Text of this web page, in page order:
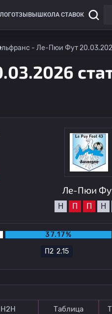
ОТЗЫВЫ ШКОЛА СТАВОК
- Ле-Пюи Фут
Ле-Пюи
Н П П Н
37.17%
П2 2.15
Н2Н Таблица
Национальная
Бастия
Ле-Пюи Фут